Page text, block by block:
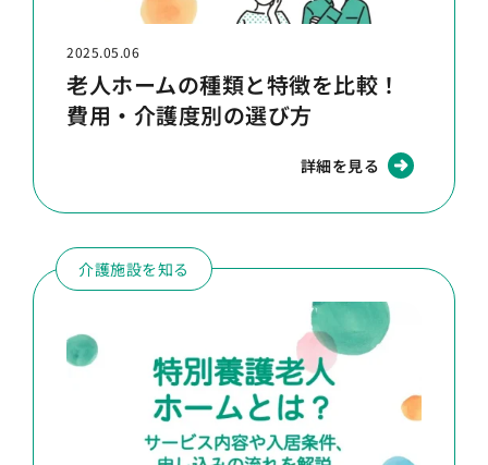
2025.05.06
老人ホームの種類と特徴を比較！
費用・介護度別の選び方
詳細を見る
介護施設を知る